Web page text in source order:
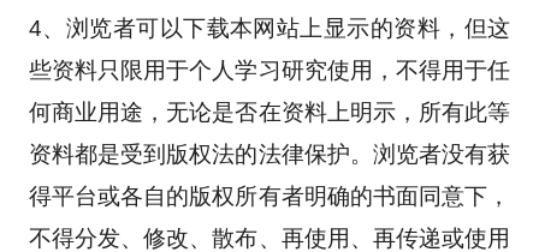
4、浏览者可以下载本网站上显示的资料，但这
些资料只限用于个人学习研究使用，不得用于任
何商业用途，无论是否在资料上明示，所有此等
资料都是受到版权法的法律保护。浏览者没有获
得平台或各自的版权所有者明确的书面同意下，
不得分发、修改、散布、再使用、再传递或使用